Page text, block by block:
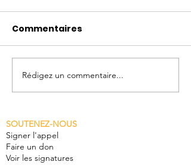
L'Appel du Rhône sur
les ondes de la RTS
l'été "On se jette à
l'eau"
Commentaires
Rédigez un commentaire...
SOUTENEZ-NOUS
Signer l'appel
Faire un don
Voir les signatures